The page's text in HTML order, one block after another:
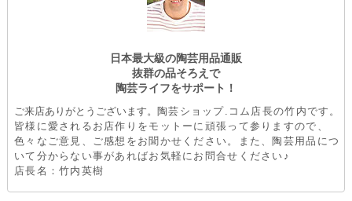
日本最大級の陶芸用品通販
抜群の品そろえで
陶芸ライフをサポート！
ご来店ありがとうございます。 陶芸ショップ.コム店長の竹内です。
皆様に愛されるお店作りをモットーに頑張って参りますので、
色々なご意見、ご感想をお聞かせください。また、陶芸用品につ
いて分からない事があればお気軽にお問合せください♪
店長名：竹内英樹